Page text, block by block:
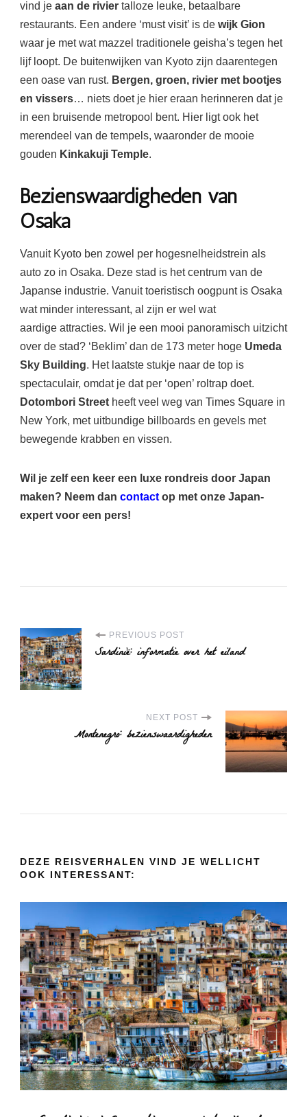
vind je aan de rivier talloze leuke, betaalbare
restaurants. Een andere ‘must visit’ is de wijk Gion
waar je met wat mazzel traditionele geisha’s tegen het
lijf loopt. De buitenwijken van Kyoto zijn daarentegen
een oase van rust. Bergen, groen, rivier met bootjes
en vissers… niets doet je hier eraan herinneren dat je
in een bruisende metropool bent. Hier ligt ook het
merendeel van de tempels, waaronder de mooie
gouden Kinkakuji Temple.
Bezienswaardigheden van
Osaka
Vanuit Kyoto ben zowel per hogesnelheidstrein als
auto zo in Osaka. Deze stad is het centrum van de
Japanse industrie. Vanuit toeristisch oogpunt is Osaka
wat minder interessant, al zijn er wel wat
aardige attracties. Wil je een mooi panoramisch uitzicht
over de stad? ‘Beklim’ dan de 173 meter hoge Umeda
Sky Building. Het laatste stukje naar de top is
spectaculair, omdat je dat per ‘open’ roltrap doet.
Dotombori Street heeft veel weg van Times Square in
New York, met uitbundige billboards en gevels met
bewegende krabben en vissen.
Wil je zelf een keer een luxe rondreis door Japan
maken? Neem dan contact op met onze Japan-
expert voor een pers!
P
o
s
a
t
i
o
n
PREVIOUS POST
Sardinië: informatie over het eiland
NEXT POST
Montenegro: bezienswaardigheden
DEZE REISVERHALEN VIND JE WELLICHT
OOK INTERESSANT: